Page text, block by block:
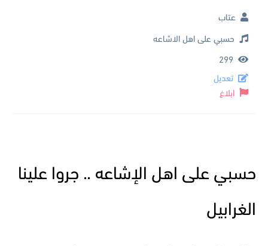
حسبي على اهل الإشاعه .. جروا علينا
الغرابيل
عتاب
حسبي على اهل الاشاعه
299
تعديل
ابلاغ